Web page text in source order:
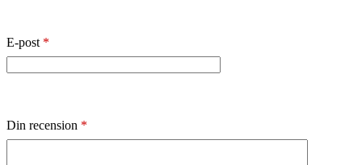
E-post *
Din recension *